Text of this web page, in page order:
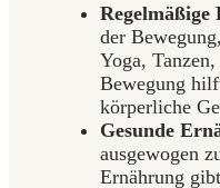
Regelmäßige
der
Yoga,
Bewegung
körperliche
Gesunde
ausgewogen
Ernährung